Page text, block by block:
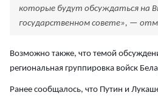
которые будут обсуждаться на
государственном совете», —
Возможно также, что темой
региональная группировка войск
Ранее сообщалось, что Путин и